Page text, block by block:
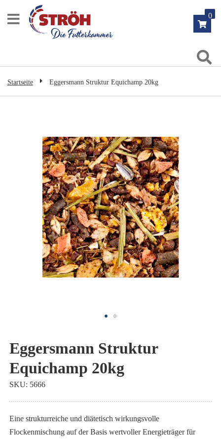
Inhalt
0
Startseite Eggersmann Struktur Equichamp 20kg
Bildgalerie
Anfang
der
Bildgalerie
springen
Eggersmann Struktur
Equichamp 20kg
Eine strukturreiche und diätetisch wirkungsvolle
Flockenmischung auf der Basis wertvoller Energieträger für
SKU 5666